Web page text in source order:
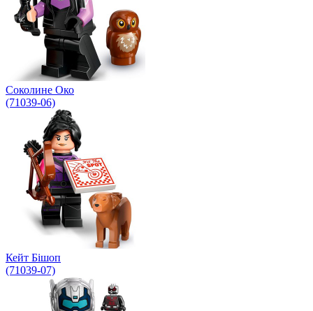
Соколине Око
(71039-06)
Кейт Бішоп
(71039-07)